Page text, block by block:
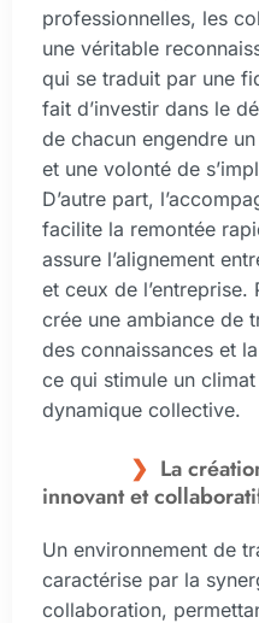
professionnelles, les
une véritable
qui se traduit par une
fait d’investir dans le
de chacun engendre
et une volonté de
D’autre part,
facilite la remontée
assure l’alignement
et ceux de
crée une ambiance de
des connaissances et
ce qui stimule un
dynamique collective.
La
innovant et
Un environnement de
caractérise par la
collaboration,